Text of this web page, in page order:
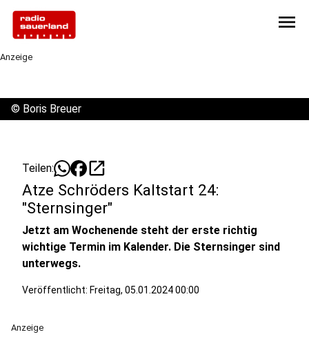
menu
Anzeige
© Boris Breuer
Teilen: open_in_new
Atze Schröders Kaltstart 24:
"Sternsinger"
Jetzt am Wochenende steht der erste richtig
wichtige Termin im Kalender. Die Sternsinger sind
unterwegs.
Veröffentlicht: Freitag, 05.01.2024 00:00
Anzeige